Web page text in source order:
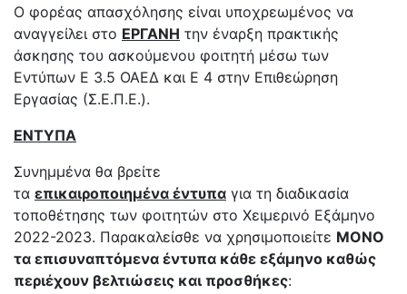
Ο φορέας απασχόλησης είναι υποχρεωμένος να
αναγγείλει στο ΕΡΓΑΝΗ την έναρξη πρακτικής
άσκησης του ασκούμενου φοιτητή μέσω των
Εντύπων Ε 3.5 ΟΑΕΔ και Ε 4 στην Επιθεώρηση
Εργασίας (Σ.Ε.Π.Ε.).
ΕΝΤΥΠΑ
Συνημμένα θα βρείτε
τα επικαιροποιημένα έντυπα για τη διαδικασία
τοποθέτησης των φοιτητών στο Χειμερινό Εξάμηνο
2022-2023. Παρακαλείσθε να χρησιμοποιείτε ΜΟΝΟ
τα επισυναπτόμενα έντυπα κάθε εξάμηνο καθώς
περιέχουν βελτιώσεις και προσθήκες: